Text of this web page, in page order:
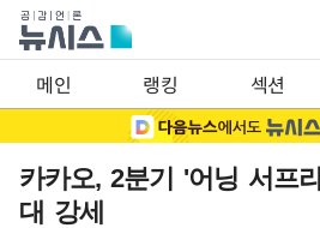
메인 랭킹 섹션
카카오, 2분기 '어닝 서프
대 강세